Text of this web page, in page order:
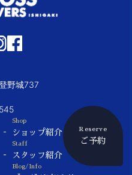
Reserve
ご予約
野城737
Shop
ショップ紹介
Staff
スタッフ紹介
Blog/Info